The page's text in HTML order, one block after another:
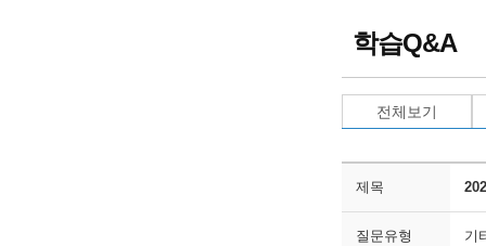
학습Q&A
전체보기
제목
질문유형 기